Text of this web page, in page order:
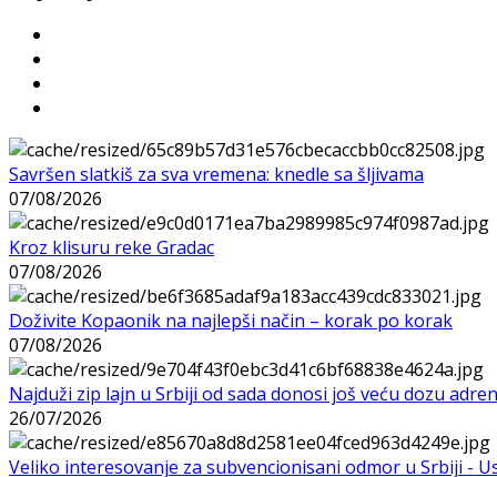
Savršen slatkiš za sva vremena: knedle sa šljivama
07/08/2026
Kroz klisuru reke Gradac
07/08/2026
Doživite Kopaonik na najlepši način – korak po korak
07/08/2026
Najduži zip lajn u Srbiji od sada donosi još veću dozu
26/07/2026
Veliko interesovanje za subvencionisani odmor u Srbiji -